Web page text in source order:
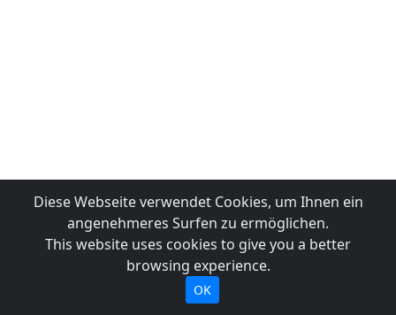
Diese Webseite verwendet Cookies, um Ihnen ein
angenehmeres Surfen zu ermöglichen.
This website uses cookies to give you a better
browsing experience.
OK